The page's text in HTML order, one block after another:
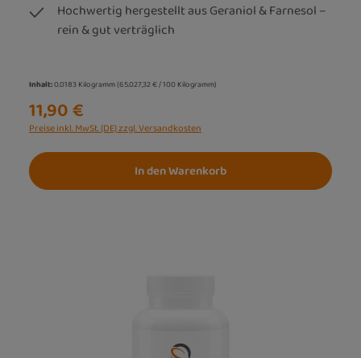
Hochwertig hergestellt aus Geraniol & Farnesol –
rein & gut verträglich
Inhalt:0.0183 Kilogramm(65.027,32 € / 100 Kilogramm)
11,90 €
Preise inkl. MwSt. (DE) zzgl. Versandkosten
In den Warenkorb